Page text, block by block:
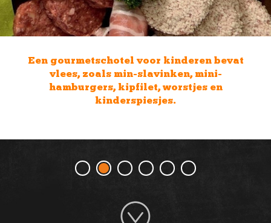
Vlees in kleine bakjes presenteren heeft
voordelen. Je kunt het vlees apart houden
in de koelkast en er lekt geen vleesvocht
op andere producten.